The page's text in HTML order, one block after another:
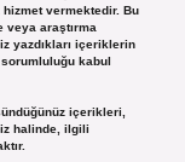
hizmet vermektedir. Bu
araştırma
yazdıkları içeriklerin
kabul
içerikleri,
halinde, ilgili